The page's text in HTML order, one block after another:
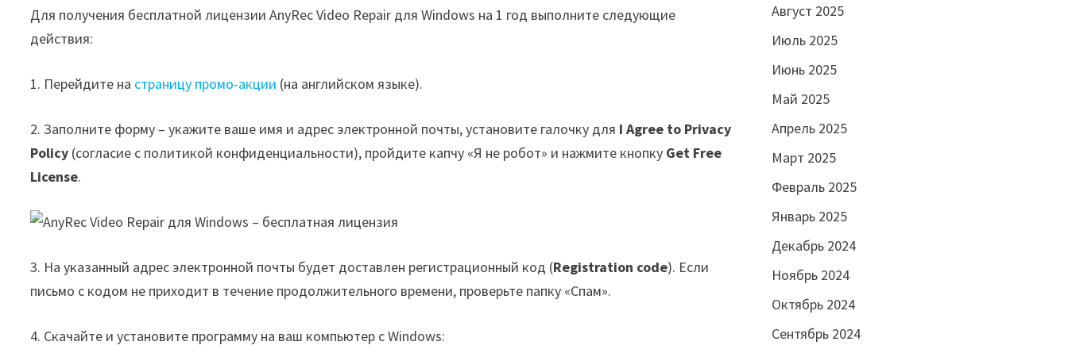
Для получения бесплатной лицензии AnyRec Video Repair для Windows на 1 год выполните следующие
действия:
1. Перейдите на страницу промо-акции (на английском языке).
2. Заполните форму – укажите ваше имя и адрес электронной почты, установите галочку для I Agree to Privacy
Policy (согласие с политикой конфиденциальности), пройдите капчу «Я не робот» и нажмите кнопку Get Free
License.
3. На указанный адрес электронной почты будет доставлен регистрационный код (Registration code). Если
письмо с кодом не приходит в течение продолжительного времени, проверьте папку «Спам».
4. Скачайте и установите программу на ваш компьютер с Windows:
Август 2025
Июль 2025
Июнь 2025
Май 2025
Апрель 2025
Март 2025
Февраль 2025
Январь 2025
Декабрь 2024
Ноябрь 2024
Октябрь 2024
Сентябрь 2024